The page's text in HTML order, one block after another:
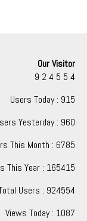
Our Visitor
9 2 4 5 5 4
Users Today : 915
Yesterday : 960
This Month : 6785
This Year : 165415
Users : 924554
Views Today : 1087